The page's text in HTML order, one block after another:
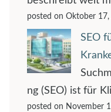
posted on Oktober
SEO
ng (SEO) ist für
posted on November